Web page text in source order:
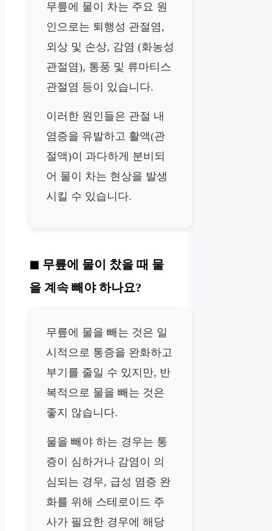
무릎에 물이 차는 주요 원
인으로는 퇴행성 관절염,
외상 및 손상, 감염 (화농성
관절염), 통풍 및 류마티스
관절염 등이 있습니다.
이러한 원인들은 관절 내
염증을 유발하고 활액(관
절액)이 과다하게 분비되
어 물이 차는 현상을 발생
시킬 수 있습니다.
무릎에 물이 찼을 때 물
을 계속 빼야 하나요?
무릎에 물을 빼는 것은 일
시적으로 통증을 완화하고
부기를 줄일 수 있지만, 반
복적으로 물을 빼는 것은
좋지 않습니다.
물을 빼야 하는 경우는 통
증이 심하거나 감염이 의
심되는 경우, 급성 염증 완
화를 위해 스테로이드 주
사가 필요한 경우에 해당